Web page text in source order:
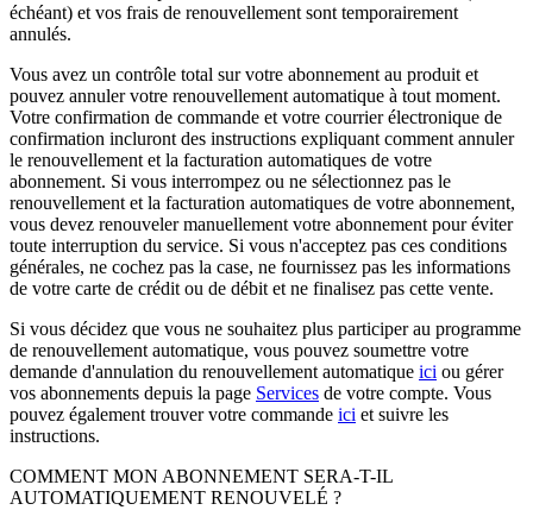
échéant) et vos frais de renouvellement sont temporairement
annulés.
Vous avez un contrôle total sur votre abonnement au produit et
pouvez annuler votre renouvellement automatique à tout moment.
Votre confirmation de commande et votre courrier électronique de
confirmation incluront des instructions expliquant comment annuler
le renouvellement et la facturation automatiques de votre
abonnement. Si vous interrompez ou ne sélectionnez pas le
renouvellement et la facturation automatiques de votre abonnement,
vous devez renouveler manuellement votre abonnement pour éviter
toute interruption du service. Si vous n'acceptez pas ces conditions
générales, ne cochez pas la case, ne fournissez pas les informations
de votre carte de crédit ou de débit et ne finalisez pas cette vente.
Si vous décidez que vous ne souhaitez plus participer au programme
de renouvellement automatique, vous pouvez soumettre votre
demande d'annulation du renouvellement automatique ici ou gérer
vos abonnements depuis la page Services de votre compte. Vous
pouvez également trouver votre commande ici et suivre les
instructions.
COMMENT MON ABONNEMENT SERA-T-IL
AUTOMATIQUEMENT RENOUVELÉ ?